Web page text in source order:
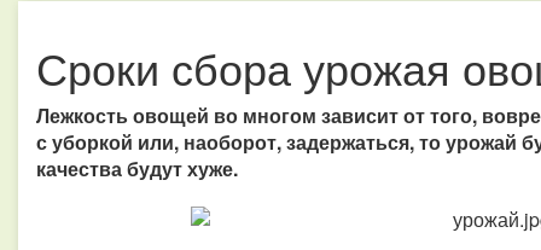
Сроки сбора урожая
Лежкость овощей во многом зависит от того,
с уборкой или, наоборот, задержаться, то урожай
качества будут хуже.